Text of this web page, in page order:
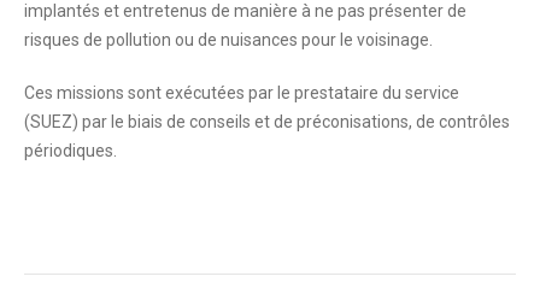
implantés et entretenus de manière à ne pas présenter de
risques de pollution ou de nuisances pour le voisinage.
Ces missions sont exécutées par le prestataire du service
(SUEZ) par le biais de conseils et de préconisations, de contrôles
périodiques.